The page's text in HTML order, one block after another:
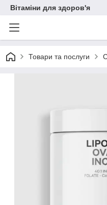
Вітаміни для здоров'я
Товари та послуги